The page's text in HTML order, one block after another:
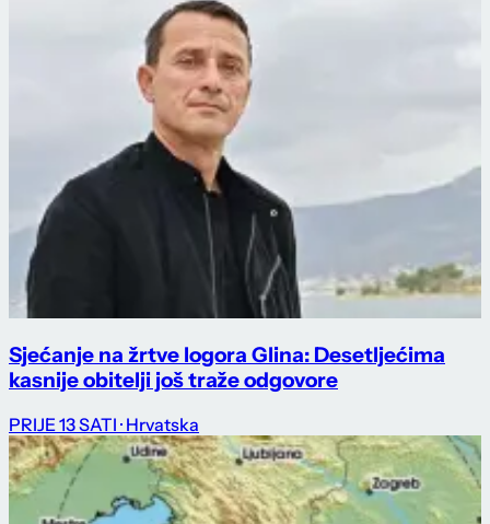
Sjećanje na žrtve logora Glina: Desetljećima
kasnije obitelji još traže odgovore
PRIJE 13 SATI · Hrvatska